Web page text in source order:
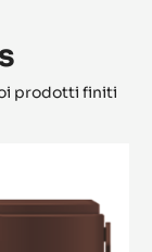
prodotti finiti